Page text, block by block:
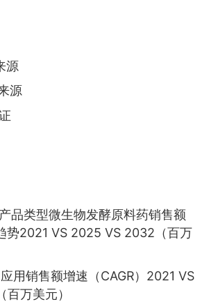
源
源
品类型微生物发酵原料药销售额
势2021 VS 2025 VS 2032（百万
用销售额增速（CAGR）2021 VS
万美元）